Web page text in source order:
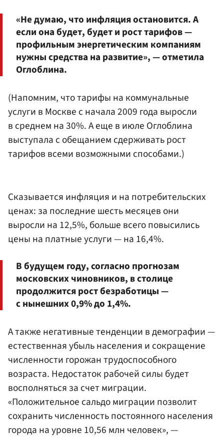
«Не думаю, что инфляция остановится. А
если она будет, будет и рост тарифов —
профильным энергетическим компаниям
нужны средства на развитие», — отметила
Оглоблина.
(Напомним, что тарифы на коммунальные
услуги в Москве с начала 2009 года выросли
в среднем на 30%. А еще в июле Оглоблина
выступала с обещанием сдерживать рост
тарифов всеми возможными способами.)
Сказывается инфляция и на потребительских
ценах: за последние шесть месяцев они
выросли на 12,5%, больше всего повысились
цены на платные услуги — на 16,4%.
В будущем году, согласно прогнозам
московских чиновников, в столице
продолжится рост безработицы —
с нынешних 0,9% до 1,4%.
А также негативные тенденции в демографии —
естественная убыль населения и сокращение
численности горожан трудоспособного
возраста. Недостаток рабочей силы будет
восполняться за счет миграции.
«Положительное сальдо миграции позволит
сохранить численность постоянного населения
города на уровне 10,56 млн человек», —